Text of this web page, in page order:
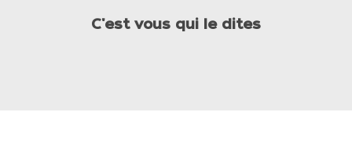
C'est vous qui le dites